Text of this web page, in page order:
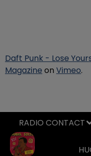
Daft Punk - Lose
Magazine on Vimeo.